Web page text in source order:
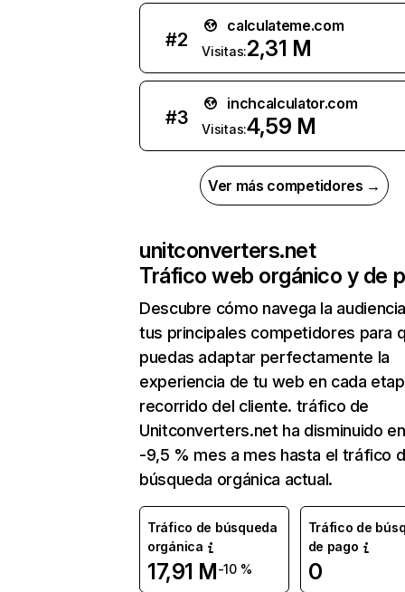
#2
calculateme.com
Visitas:2,31 M
#3
inchcalculator.com
Visitas:4,59 M
Ver más competidores →
unitconverters.net
Tráfico web orgánico y de
Descubre cómo navega la
tus principales competidores para
puedas adaptar perfectamente la
experiencia de tu web en cada
recorrido del cliente. tráfico de
Unitconverters.net ha disminuido en
-9,5 % mes a mes hasta el tráfico
búsqueda orgánica actual.
Tráfico de búsqueda
orgánica
17,91 M-10 %
Tráfico de
de pago
0